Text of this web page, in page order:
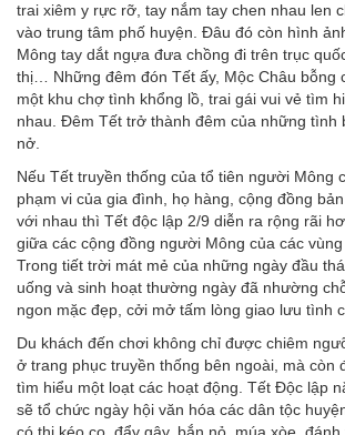
trai xiêm y rực rỡ, tay nắm tay chen nhau len
vào trung tâm phố huyện. Đâu đó còn hình
Mông tay dắt ngựa đưa chồng đi trên trục
thị… Những đêm đón Tết ấy, Mộc Châu bỗng
một khu chợ tình khổng lồ, trai gái vui vẻ tìm
nhau. Đêm Tết trở thành đêm của những tình
nở.
Nếu Tết truyền thống của tổ tiên người Mông
phạm vi của gia đình, họ hàng, cộng đồng
với nhau thì Tết độc lập 2/9 diễn ra rộng rãi
giữa các cộng đồng người Mông của các
Trong tiết trời mát mẻ của những ngày đầu
uống và sinh hoạt thường ngày đã nhường
ngon mặc đẹp, cởi mở tấm lòng giao lưu tình
Du khách đến chơi không chỉ được chiêm
ở trang phục truyền thống bên ngoài, mà còn
tìm hiểu một loạt các hoạt động. Tết Độc lập
sẽ tổ chức ngày hội văn hóa các dân tộc